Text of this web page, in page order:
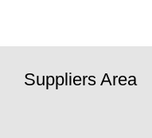
Suppliers Area